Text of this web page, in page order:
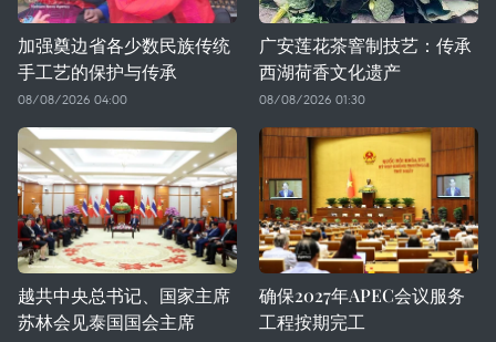
加强奠边省各少数民族传统
手工艺的保护与传承
08/08/2026 04:00
广安莲花茶窨制技艺：传承
西湖荷香文化遗产
08/08/2026 01:30
越共中央总书记、国家主席
苏林会见泰国国会主席
确保2027年APEC会议服务
工程按期完工